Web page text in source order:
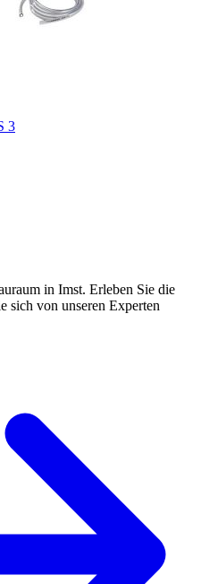
3
in Imst. Erleben Sie die
sich von unseren Experten